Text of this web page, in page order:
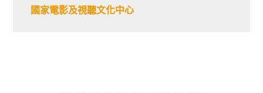
國家電影及視聽文化中心